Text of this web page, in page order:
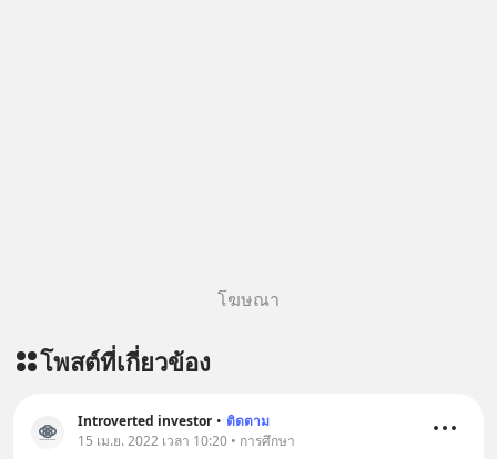
โฆษณา
โพสต์ที่เกี่ยวข้อง
Introverted investor • ติดตาม
15 เม.ย. 2022 เวลา 10:20 • การศึกษา